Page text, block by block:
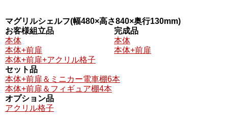
マグリルシェルフ(幅480×高さ840×奥行130mm)
お客様組立品
完成品
本体
本体
本体+前扉
本体+前扉
本体+前扉+アクリル格子
セット品
本体+前扉＆ミニカー電車棚6本
本体+前扉＆フィギュア棚4本
オプション品
アクリル格子